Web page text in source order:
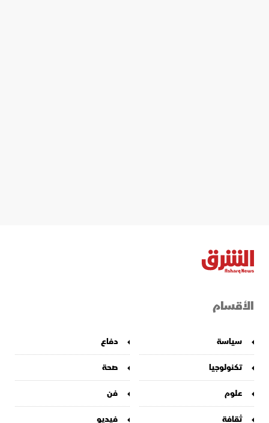
الأقسام
سياسة
دفاع
تكنولوجيا
صحة
علوم
فن
ثقافة
فيديو